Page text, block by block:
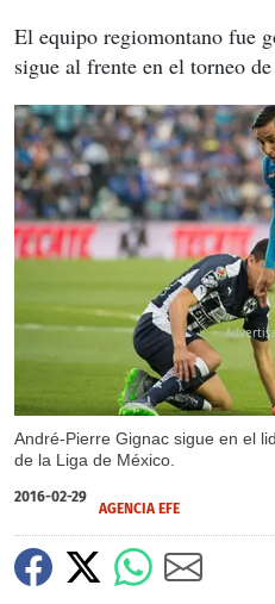
El equipo regiomontano fue
sigue al frente en el torneo
André-Pierre Gignac sigue en el
de la Liga de México.
2016-02-29
AGENCIA EFE